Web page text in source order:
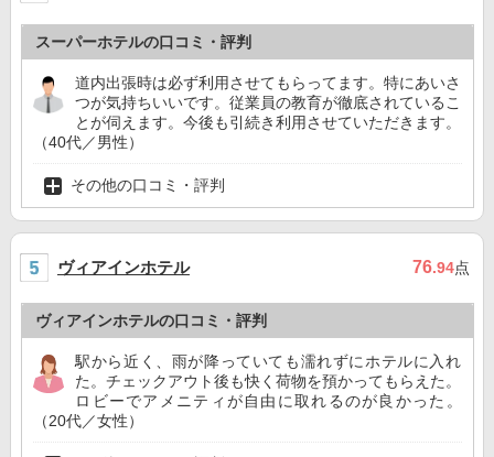
スーパーホテルの口コミ・評判
道内出張時は必ず利用させてもらってます。特にあいさ
つが気持ちいいです。従業員の教育が徹底されているこ
とが伺えます。今後も引続き利用させていただきます。
（40代／男性）
その他の口コミ・評判
ヴィアインホテル 76.94点
ヴィアインホテルの口コミ・評判
駅から近く、雨が降っていても濡れずにホテルに入れ
た。チェックアウト後も快く荷物を預かってもらえた。
ロビーでアメニティが自由に取れるのが良かった。
（20代／女性）